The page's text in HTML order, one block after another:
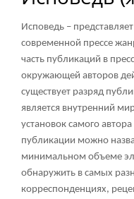
Исповедь –
современной прессе
часть публикаций в
окружающей авторов
существует разряд
является внутренний
установок самого
публикации можно
минимальном объеме
обнаружить в самых
корреспонденциях,